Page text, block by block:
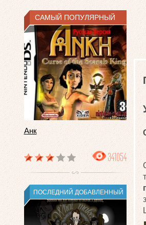
САМЫЙ ПОПУЛЯРНЫЙ
Анк
341054
ПОСЛЕДНИЙ ДОБАВЛЕННЫЙ